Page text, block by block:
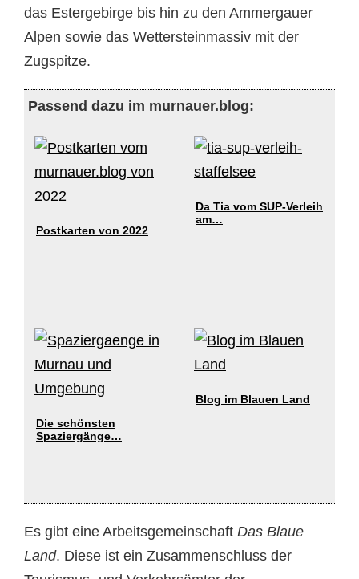
das Estergebirge bis hin zu den Ammergauer
Alpen sowie das Wettersteinmassiv mit der
Zugspitze.
Passend dazu im murnauer.blog:
Postkarten von 2022
Da Tia vom SUP-Verleih
am…
Die schönsten
Spaziergänge…
Blog im Blauen Land
Es gibt eine Arbeitsgemeinschaft Das Blaue
Land. Diese ist ein Zusammenschluss der